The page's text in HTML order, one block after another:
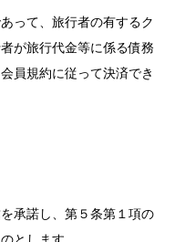
って、旅行者の有するク
が旅行代金等に係る債務
員規約に従って決済でき
承諾し、第５条第１項の